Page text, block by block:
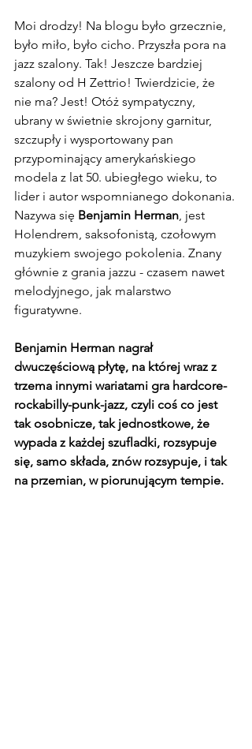
Moi drodzy! Na blogu było grzecznie,
było miło, było cicho. Przyszła pora na
jazz szalony. Tak! Jeszcze bardziej
szalony od H Zettrio! Twierdzicie, że
nie ma? Jest! Otóż sympatyczny,
ubrany w świetnie skrojony garnitur,
szczupły i wysportowany pan
przypominający amerykańskiego
modela z lat 50. ubiegłego wieku, to
lider i autor wspomnianego dokonania.
Nazywa się Benjamin Herman, jest
Holendrem, saksofonistą, czołowym
muzykiem swojego pokolenia. Znany
głównie z grania jazzu - czasem nawet
melodyjnego, jak malarstwo
figuratywne.
Benjamin Herman nagrał
dwuczęściową płytę, na której wraz z
trzema innymi wariatami gra hardcore-
rockabilly-punk-jazz, czyli coś co jest
tak osobnicze, tak jednostkowe, że
wypada z każdej szufladki, rozsypuje
się, samo składa, znów rozsypuje, i tak
na przemian, w piorunującym tempie.